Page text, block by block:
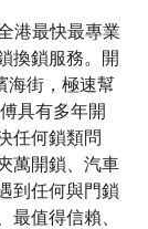
港最快最專業
換鎖服務。開
海街，極速幫
具有多年開
任何鎖類問
萬開鎖、汽車
到任何與門鎖
最值得信賴、